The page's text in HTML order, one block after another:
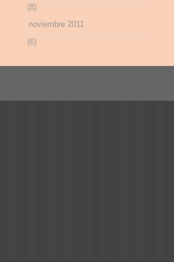
(8)
noviembre 2011
(6)